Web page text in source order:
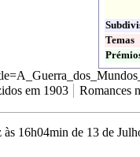
Temas
em 1903 Romances
16h04min de 13 de